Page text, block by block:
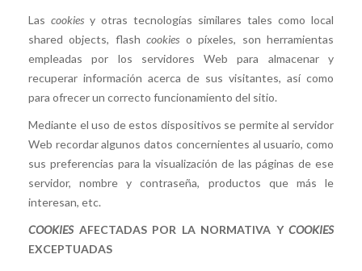
Las cookies y otras tecnologías similares tales como local
shared objects, flashcookies o píxeles, son herramientas
empleadas por los servidores Web para almacenar y
recuperar información acerca de sus visitantes, así como
para ofrecer un correcto funcionamiento del sitio.
Mediante el uso de estos dispositivos se permite al servidor
Web recordar algunos datos concernientes al usuario, como
sus preferencias para la visualización de las páginas de ese
servidor, nombre y contraseña, productos que más le
interesan, etc.
COOKIES AFECTADAS POR LA NORMATIVA Y COOKIES
EXCEPTUADAS